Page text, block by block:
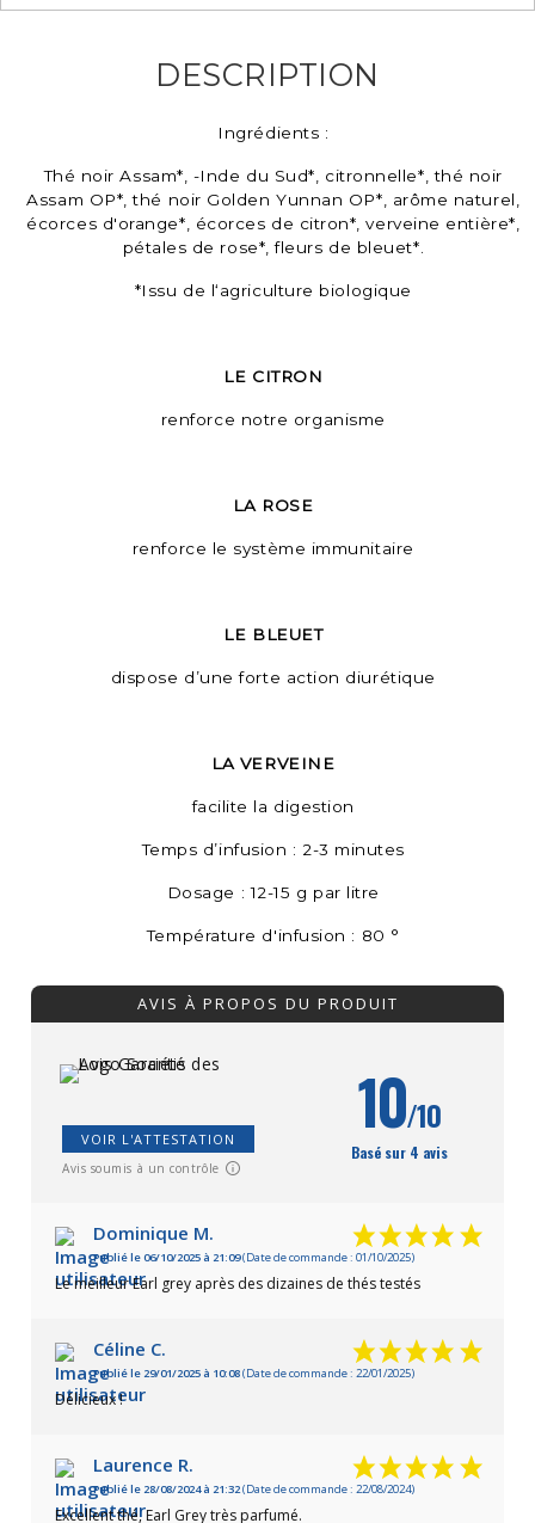
DESCRIPTION
Ingrédients :
Thé noir Assam*, -Inde du Sud*, citronnelle*, thé noir
Assam OP*, thé noir Golden Yunnan OP*, arôme naturel,
écorces d'orange*, écorces de citron*, verveine entière*,
pétales de rose*, fleurs de bleuet*.
*Issu de l‘agriculture biologique
LE CITRON
renforce notre organisme
LA ROSE
renforce le système immunitaire
LE BLEUET
dispose d’une forte action diurétique
LA VERVEINE
facilite la digestion
Temps d’infusion : 2-3 minutes
Dosage : 12-15 g par litre
Température d'infusion : 80 °
AVIS À PROPOS DU PRODUIT
VOIR L'ATTESTATION
Avis soumis à un contrôle
10/10
Basé sur 4 avis
Dominique M.
Publié le 06/10/2025 à 21:09(Date de commande : 01/10/2025)
Le meilleur Earl grey après des dizaines de thés testés
Céline C.
Publié le 29/01/2025 à 10:08(Date de commande : 22/01/2025)
Délicieux !
Laurence R.
Publié le 28/08/2024 à 21:32(Date de commande : 22/08/2024)
Excellent thé, Earl Grey très parfumé.